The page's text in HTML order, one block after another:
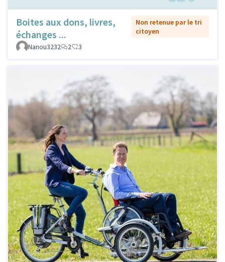
Boites aux dons, livres,
échanges ...
Non retenue par le tri
citoyen
Nanou3232
2 3